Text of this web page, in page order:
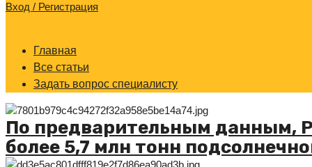
Вход / Регистрация
Главная
Все статьи
Задать вопрос специалисту
По предварительным данным,
более 5,7 млн тонн